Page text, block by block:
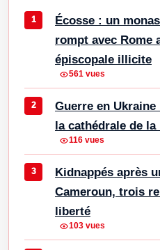
Écosse : un
rompt avec Rome
épiscopale illicite
561 vues
Guerre en
la cathédrale de
116 vues
Kidnappés après
Cameroun, trois
liberté
103 vues